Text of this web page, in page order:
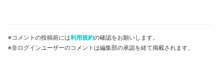
※コメントの投稿前には利用規約の確認をお願いします。
※非ログインユーザーのコメントは編集部の承認を経て掲載されます。